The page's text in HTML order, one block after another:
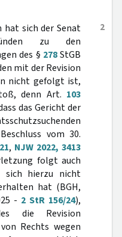
2
hat sich der Senat
zu den
des § 278StGB
mit der Revision
nicht gefolgt ist,
denn Art. 103
das Gericht der
vom 30.
, NJW 2022, 3413
folgt auch
sich hierzu nicht
hat (BGH,
- 2 StR 156/24),
die Revision
Rechts wegen